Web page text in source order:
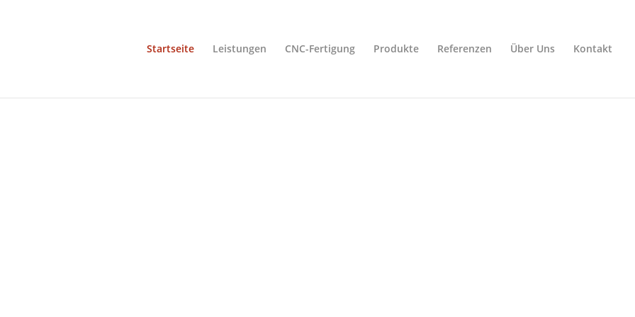
Startseite Leistungen CNC-Fertigung Produkte Referenzen Über Uns Kontakt